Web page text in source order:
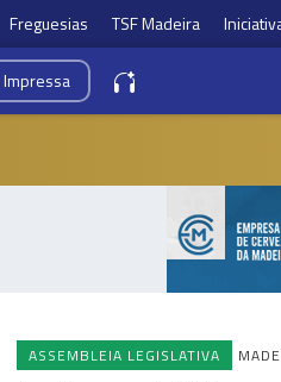
Freguesias TSF Madeira
Impressa
ASSEMBLEIA LEGISLATIVA